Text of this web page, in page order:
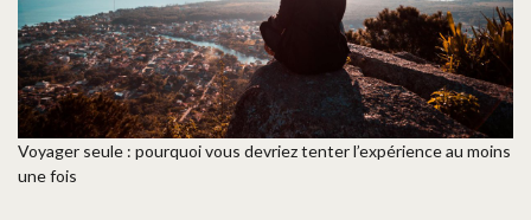
Voyager seule : pourquoi vous devriez tenter l’expérience au moins
une fois